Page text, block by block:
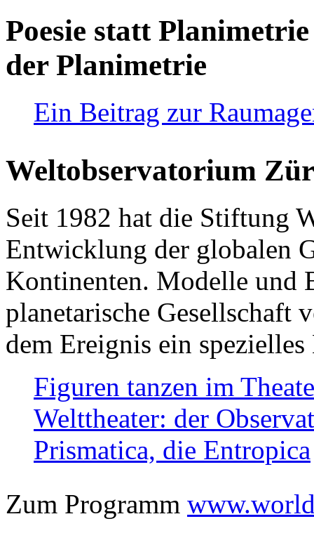
Poesie statt
der Planimetrie
Ein Beitrag zur
Weltobservatorium
Seit 1982 hat die Stiftung
Entwicklung der globalen
Kontinenten. Modelle und
planetarische Gesellschaft
dem Ereignis ein
Figuren tanzen im
Welttheater: der
Prismatica, die Entropica
Zum Programm